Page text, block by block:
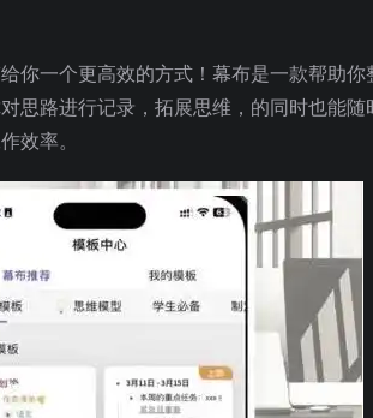
你一个更高效的方式！幕布是一款帮助你
思路进行记录，拓展思维，的同时也能随
效率。